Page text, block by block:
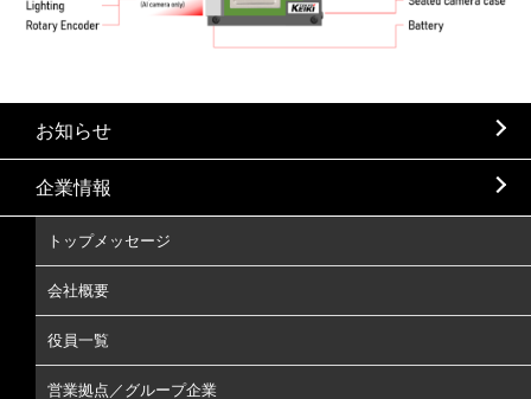
お知らせ
企業情報
トップメッセージ
会社概要
役員一覧
営業拠点／グループ企業